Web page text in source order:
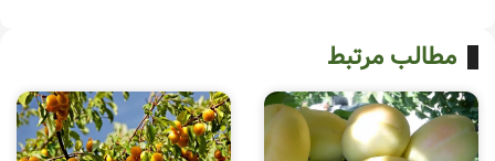
مطالب مرتبط